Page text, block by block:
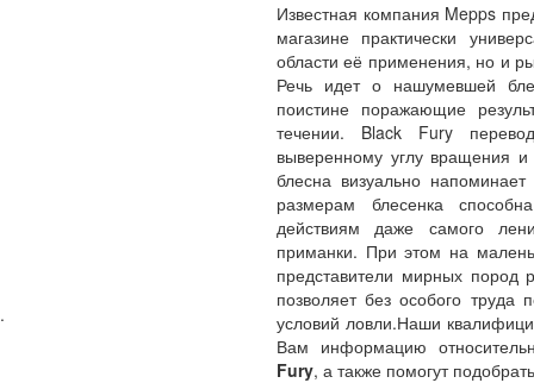
.
Известная компания Mepps
магазине практически
области её применения, но и
Речь идет о нашумевшей
поистине поражающие
течении. Black Fury
выверенному углу вращения
блесна визуально
размерам блесенка
действиям даже самого
приманки. При этом на
представители мирных пород
позволяет без особого труда
условий ловли.Наши
Вам информацию
Fury, а также помогут